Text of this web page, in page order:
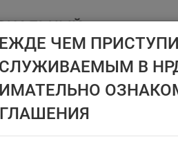
API
Ценные бумаги
ЧЕМ
В